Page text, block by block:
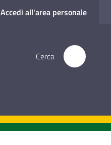
Accedi all'area personale
Cerca